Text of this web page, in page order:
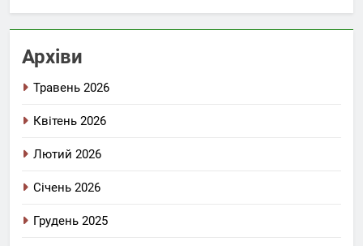
Архіви
Травень 2026
Квітень 2026
Лютий 2026
Січень 2026
Грудень 2025